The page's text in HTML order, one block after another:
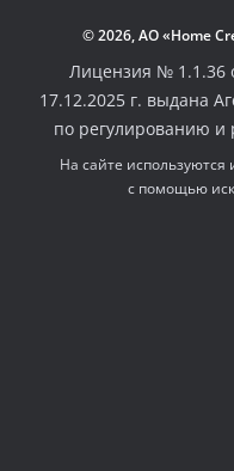
© 2026, АО «Home
Лицензия № 1.1.36
17.12.2025 г. выдана
по регулированию и
На сайте
с помощью